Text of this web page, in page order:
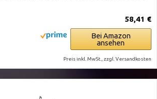
58,41 €
Bei Amazon
ansehen
Preis inkl. MwSt., zzgl. Versandkosten